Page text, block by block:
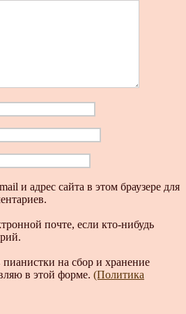
и адрес сайта в этом браузере для
почте, если кто-нибудь
на сбор и хранение
в этой форме. (Политика